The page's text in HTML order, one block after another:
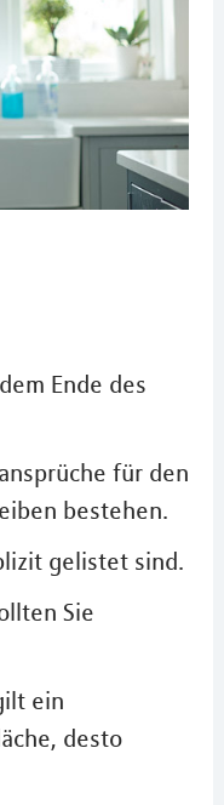
Ende des
für den
bestehen.
gelistet sind.
Sie
ein
desto